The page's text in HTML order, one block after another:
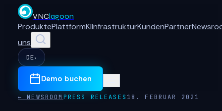
VNClagoon
ProduktePlattformKIInfrastrukturKundenPartner
uns
DE ▾
Demo buchen
← NEWSROOM PRESS RELEASES 18. FEBRUAR 2021